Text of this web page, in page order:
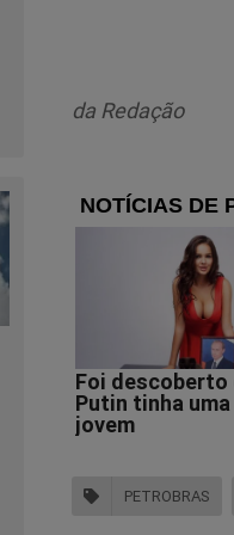
por 13kg e
A eleição está
da Redação
PETROBRAS